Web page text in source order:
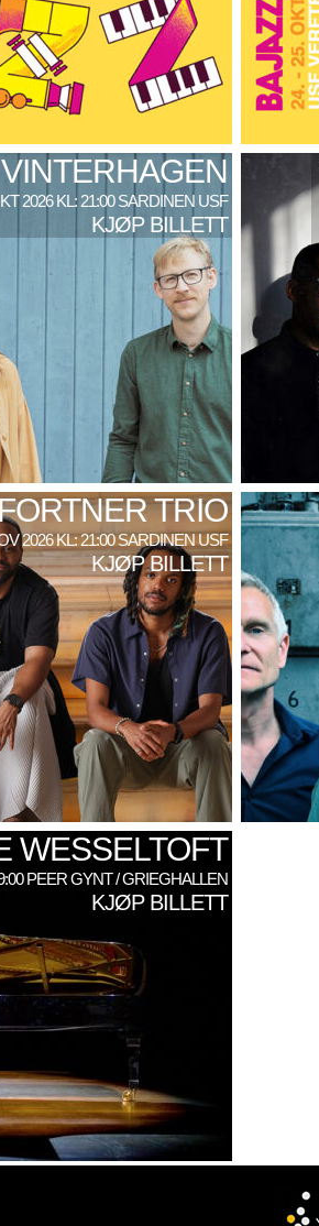
VINTERHAGEN
2026 KL: 21:00 SARDINEN USF
KJØP BILLETT
TRIO
2026 KL: 21:00 SARDINEN USF
KJØP BILLETT
WESSELTOFT
PEER GYNT / GRIEGHALLEN
KJØP BILLETT